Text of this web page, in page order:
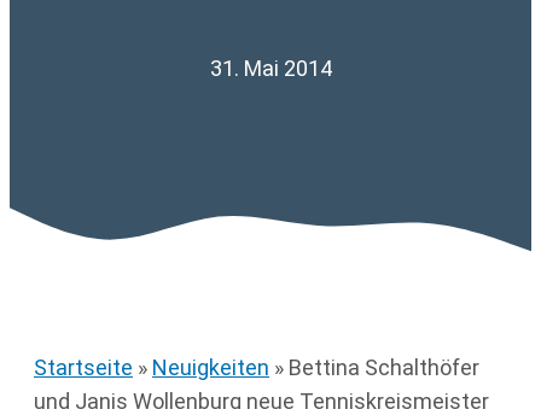
31. Mai 2014
Startseite » Neuigkeiten » Bettina Schalthöfer
und Janis Wollenburg neue Tenniskreismeister